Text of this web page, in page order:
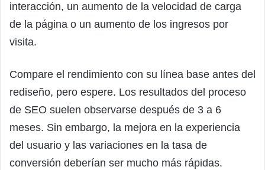
interacción, un aumento de la velocidad de carga
de la página o un aumento de los ingresos por
visita.
Compare el rendimiento con su línea base antes del
rediseño, pero espere. Los resultados del proceso
de SEO suelen observarse después de 3 a 6
meses. Sin embargo, la mejora en la experiencia
del usuario y las variaciones en la tasa de
conversión deberían ser mucho más rápidas.